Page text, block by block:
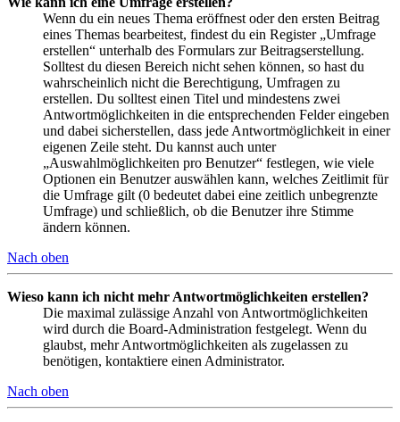
Wenn du ein neues Thema eröffnest oder den ersten Beitrag
eines Themas bearbeitest, findest du ein Register „Umfrage
erstellen“ unterhalb des Formulars zur Beitragserstellung.
Solltest du diesen Bereich nicht sehen können, so hast du
wahrscheinlich nicht die Berechtigung, Umfragen zu
erstellen. Du solltest einen Titel und mindestens zwei
Antwortmöglichkeiten in die entsprechenden Felder eingeben
und dabei sicherstellen, dass jede Antwortmöglichkeit in einer
eigenen Zeile steht. Du kannst auch unter
„Auswahlmöglichkeiten pro Benutzer“ festlegen, wie viele
Optionen ein Benutzer auswählen kann, welches Zeitlimit für
die Umfrage gilt (0 bedeutet dabei eine zeitlich unbegrenzte
Umfrage) und schließlich, ob die Benutzer ihre Stimme
ändern können.
Nach oben
Wieso kann ich nicht mehr Antwortmöglichkeiten erstellen?
Die maximal zulässige Anzahl von Antwortmöglichkeiten
wird durch die Board-Administration festgelegt. Wenn du
glaubst, mehr Antwortmöglichkeiten als zugelassen zu
benötigen, kontaktiere einen Administrator.
Nach oben